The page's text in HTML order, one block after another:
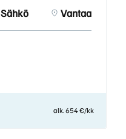
Sähkö Vantaa
alk. 654 €/kk